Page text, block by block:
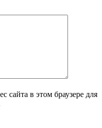
сайта в этом браузере для